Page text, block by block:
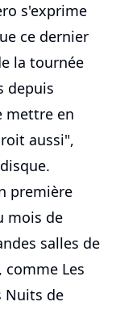
s'exprime
ce dernier
la tournée
depuis
mettre en
aussi",
première
mois de
salles de
comme Les
Nuits de